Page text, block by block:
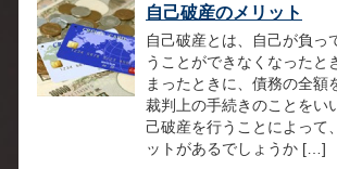
自己破産のメリット
自己破産とは、自己が負っ
うことができなくなったと
まったときに、債務の全額
裁判上の手続きのことをい
己破産を行うことによって
ットがあるでしょうか […]